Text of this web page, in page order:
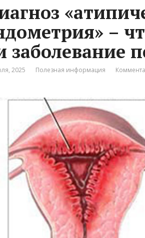
–
заболевание
2025 Полезная информация